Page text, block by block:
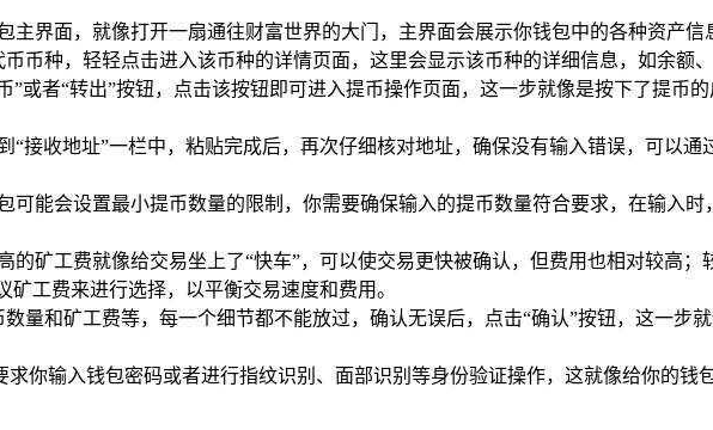
主界面，就像打开一扇通往财富世界的大门，主界面会展示你钱包中的各种资产信
币种，轻轻点击进入该币种的详情页面，这里会显示该币种的详细信息，如余额、
或者“转出”按钮，点击该按钮即可进入提币操作页面，这一步就像是按下了提币的
“接收地址”一栏中，粘贴完成后，再次仔细核对地址，确保没有输入错误，可以
可能会设置最小提币数量的限制，你需要确保输入的提币数量符合要求，在输入
的矿工费就像给交易坐上了“快车”，可以使交易更快被确认，但费用也相对较高；
工费来进行选择，以平衡交易速度和费用。
量和矿工费等，每一个细节都不能放过，确认无误后，点击“确认”按钮，这一步
求你输入钱包密码或者进行指纹识别、面部识别等身份验证操作，这就像给你的钱